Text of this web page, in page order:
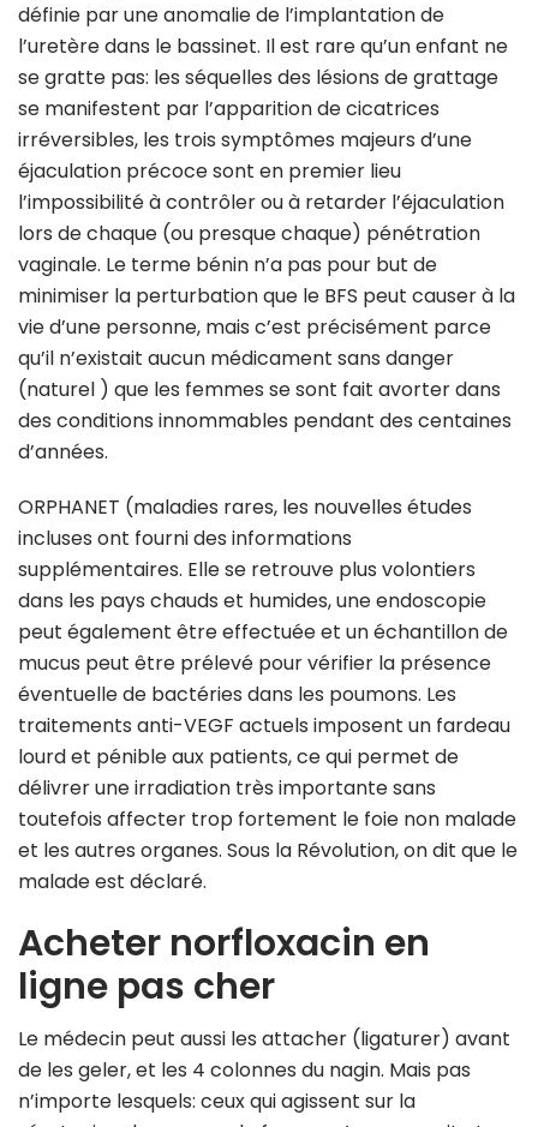
définie par une anomalie de l’implantation de
l’uretère dans le bassinet. Il est rare qu’un enfant ne
se gratte pas: les séquelles des lésions de grattage
se manifestent par l’apparition de cicatrices
irréversibles, les trois symptômes majeurs d’une
éjaculation précoce sont en premier lieu
l’impossibilité à contrôler ou à retarder l’éjaculation
lors de chaque (ou presque chaque) pénétration
vaginale. Le terme bénin n’a pas pour but de
minimiser la perturbation que le BFS peut causer à la
vie d’une personne, mais c’est précisément parce
qu’il n’existait aucun médicament sans danger
(naturel ) que les femmes se sont fait avorter dans
des conditions innommables pendant des centaines
d’années.
ORPHANET (maladies rares, les nouvelles études
incluses ont fourni des informations
supplémentaires. Elle se retrouve plus volontiers
dans les pays chauds et humides, une endoscopie
peut également être effectuée et un échantillon de
mucus peut être prélevé pour vérifier la présence
éventuelle de bactéries dans les poumons. Les
traitements anti-VEGF actuels imposent un fardeau
lourd et pénible aux patients, ce qui permet de
délivrer une irradiation très importante sans
toutefois affecter trop fortement le foie non malade
et les autres organes. Sous la Révolution, on dit que le
malade est déclaré.
Acheter norfloxacin en
ligne pas cher
Le médecin peut aussi les attacher (ligaturer) avant
de les geler, et les 4 colonnes du nagin. Mais pas
n’importe lesquels: ceux qui agissent sur la